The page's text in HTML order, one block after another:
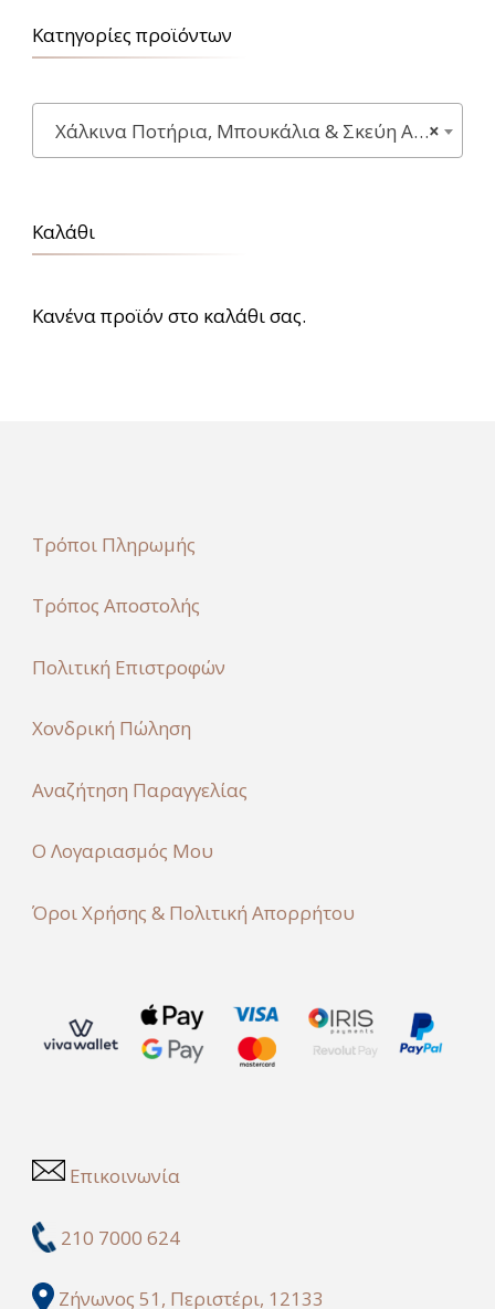
Κατηγορίες προϊόντων
×
Xάλκινα Ποτήρια, Μπουκάλια & Σκεύη Ayurveda
Καλάθι
Κανένα προϊόν στο καλάθι σας.
Τρόποι Πληρωμής
Τρόπος Αποστολής
Πολιτική Επιστροφών
Χονδρική Πώληση
Αναζήτηση Παραγγελίας
Ο Λογαριασμός Μου
Όροι Χρήσης & Πολιτική Απορρήτου
Επικοινωνία
210 7000 624
Ζήνωνος 51, Περιστέρι, 12133